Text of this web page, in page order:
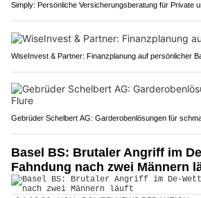
Simply: Persönliche Versicherungsberatung für Private
WiseInvest & Partner: Finanzplanung auf persönlicher
Gebrüder Schelbert AG: Garderobenlösungen für
Basel BS: Brutaler Angriff im
Fahndung nach zwei Männern